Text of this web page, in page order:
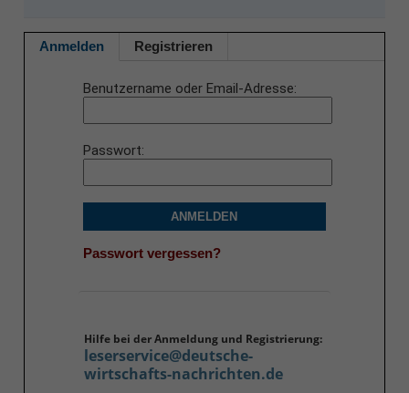
Anmelden Registrieren
Benutzername oder Email-Adresse
Passwort
ANMELDEN
Passwort vergessen?
Hilfe bei der Anmeldung und Registrierung:
leserservice@deutsche-
wirtschafts-nachrichten.de